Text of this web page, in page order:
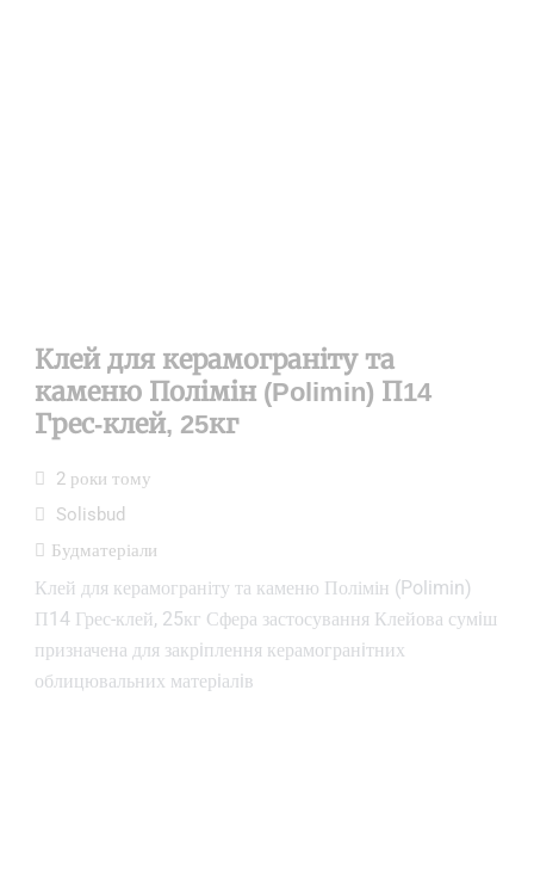
Клей для керамограніту та
каменю Полімін (Polimin) П14
Грес-клей, 25кг
2 роки тому
Solisbud
Будматеріали
Клей для керамограніту та каменю Полімін (Polimin)
П14 Грес-клей, 25кг Сфера застосування Клейова сумiш
призначена для закрiплення керамогранiтних
облицювальних матерiалiв